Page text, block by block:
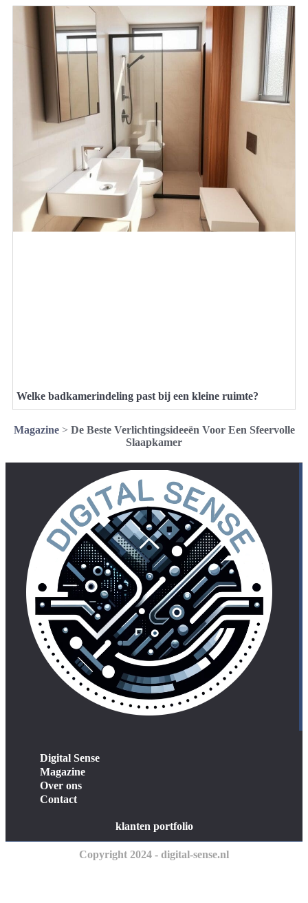
Welke badkamerindeling past bij een kleine ruimte?
Magazine> De Beste Verlichtingsideeën Voor Een Sfeervolle
Slaapkamer
Digital Sense
Magazine
Over ons
Contact
klanten portfolio
Copyright 2024 - digital-sense.nl